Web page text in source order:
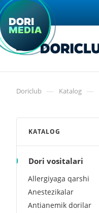
Doriclub — Katalog —
KATALOG
Dori vositalari
Allergiyaga qarshi
Anestezikalar
Antianemik dorilar